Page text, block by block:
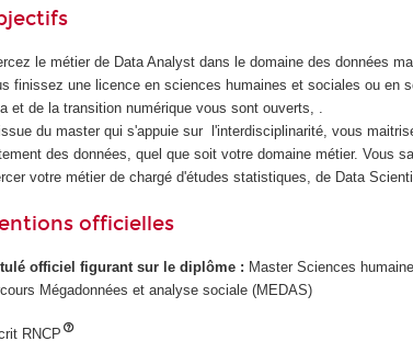
le métier de Data Analyst dans le domaine des données
finissez une licence en sciences humaines et sociales ou en
et de la transition numérique vous sont ouverts, .
du master qui s'appuie sur l'interdisciplinarité, vous
des données, quel que soit votre domaine métier. Vous
votre métier de chargé d'études statistiques, de Data
officielles
officiel figurant sur le diplôme : Master Sciences
Mégadonnées et analyse sociale (MEDAS)
RNCP